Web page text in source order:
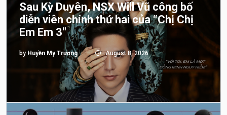
Sau Kỳ Duyên, NSX Will Vũ công bố
diễn viên chính thứ hai của “Chị Chị
Em Em 3″
by Huyền My Trương August 8, 2026